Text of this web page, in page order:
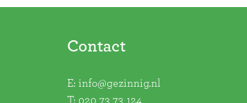
Contact
E: info@gezinnig.nl
T: 020 73 73 124